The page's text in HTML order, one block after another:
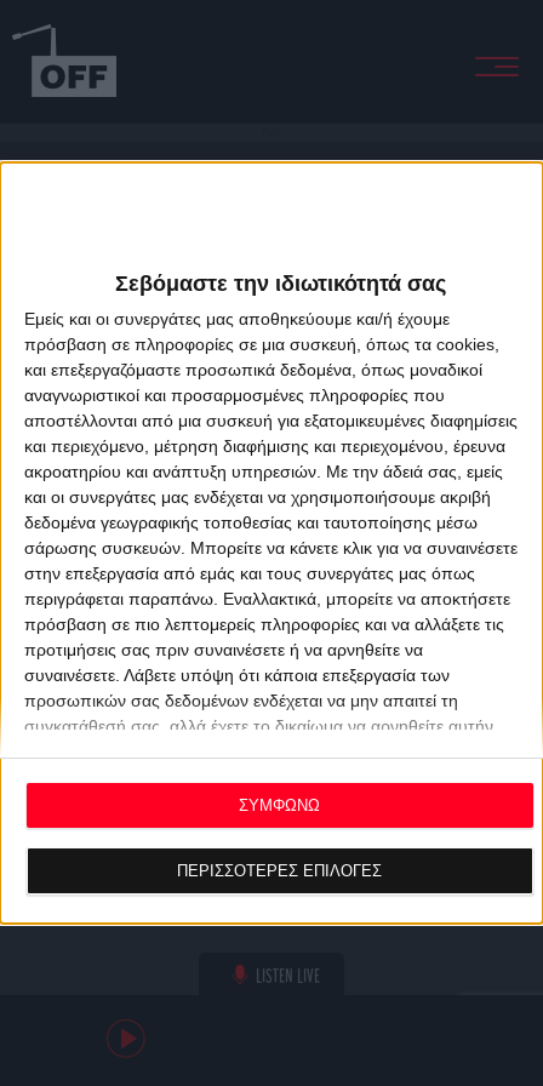
Σεβόμαστε την ιδιωτικότητά σας
Εμείς και οι συνεργάτες μας αποθηκεύουμε και/ή έχουμε
πρόσβαση σε πληροφορίες σε μια συσκευή, όπως τα cookies,
και επεξεργαζόμαστε προσωπικά δεδομένα, όπως μοναδικοί
αναγνωριστικοί και προσαρμοσμένες πληροφορίες που
αποστέλλονται από μια συσκευή για εξατομικευμένες διαφημίσεις
και περιεχόμενο, μέτρηση διαφήμισης και περιεχομένου, έρευνα
ακροατηρίου και ανάπτυξη υπηρεσιών. Με την άδειά σας, εμείς
και οι συνεργάτες μας ενδέχεται να χρησιμοποιήσουμε ακριβή
δεδομένα γεωγραφικής τοποθεσίας και ταυτοποίησης μέσω
σάρωσης συσκευών. Μπορείτε να κάνετε κλικ για να συναινέσετε
στην επεξεργασία από εμάς και τους συνεργάτες μας όπως
περιγράφεται παραπάνω. Εναλλακτικά, μπορείτε να αποκτήσετε
πρόσβαση σε πιο λεπτομερείς πληροφορίες και να αλλάξετε τις
προτιμήσεις σας πριν συναινέσετε ή να αρνηθείτε να
συναινέσετε. Λάβετε υπόψη ότι κάποια επεξεργασία των
προσωπικών σας δεδομένων ενδέχεται να μην απαιτεί τη
συγκατάθεσή σας, αλλά έχετε το δικαίωμα να αρνηθείτε αυτήν
ανακαλέσετε τη συγκατάθεσή σας ανά πάσα στιγμή
επιστρέφοντας σε αυτόν τον ιστότοπο και κάνοντας κλικ στο
κουμπί "Απορρήτου" στο κάτω μέρος της ιστοσελίδας.
ΠΕΡΙΣΣΟΤΕΡΕΣ ΕΠΙΛΟΓΕΣ
ΣΥΜΦΩΝΩ
LISTEN LIVE
About Offradio Business Class Terms & Conditions
Privacy Policy
Designed & developed byporcupine colors&Fotis Alexandrou